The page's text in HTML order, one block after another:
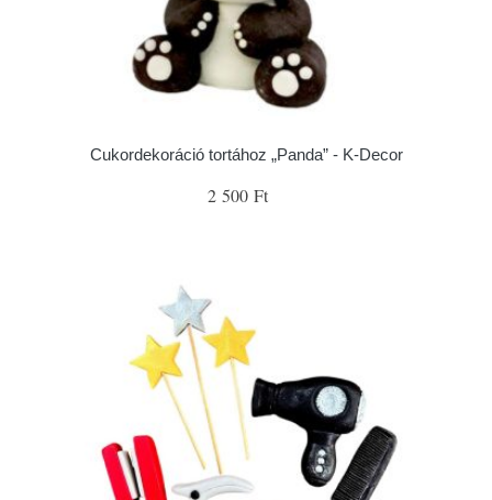
Cukordekoráció tortához „Panda” - K-Decor
2 500 Ft